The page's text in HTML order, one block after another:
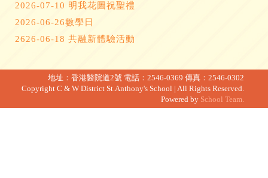
2026-07-10 明我花圖祝聖禮
2026-06-26數學日
2626-06-18 共融新體驗活動
地址：香港醫院道2號 電話：2546-0369 傳真：2546-0302
Copyright C & W District St.Anthony's School | All Rights Reserved.
Powered by School Team.